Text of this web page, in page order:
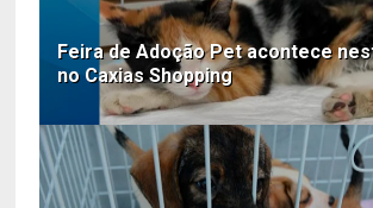
Feira de Adoção Pet acontece
no Caxias Shopping